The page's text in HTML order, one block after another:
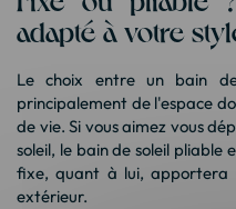
adapté à votre
Le choix entre un bain
principalement de l'espace
de vie. Si vous aimez vous
soleil, le bain de soleil pliable
fixe, quant à lui, apportera
extérieur.